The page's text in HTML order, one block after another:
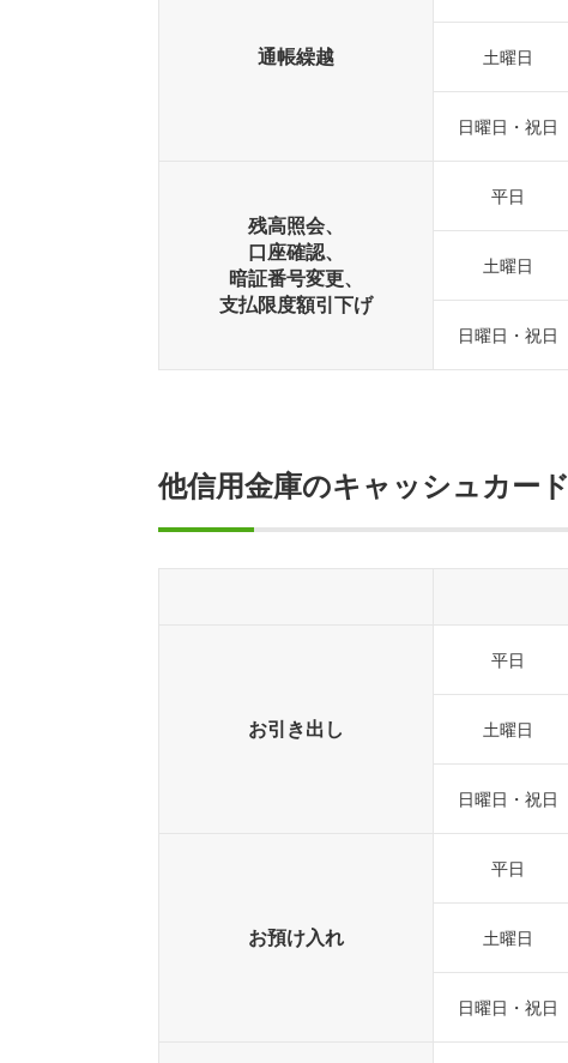
通帳繰越 土曜日
日曜日・祝日
残高照会、
口座確認、
暗証番号変更、
支払限度額引下げ
平日
土曜日
日曜日・祝日
他信用金庫のキャッシュカード
お引き出し
平日
土曜日
日曜日・祝日
お預け入れ
平日
土曜日
日曜日・祝日